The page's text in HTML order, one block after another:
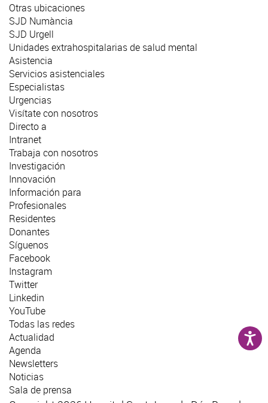
Otras ubicaciones
SJD Numància
SJD Urgell
Unidades extrahospitalarias de salud mental
Asistencia
Servicios asistenciales
Especialistas
Urgencias
Visítate con nosotros
Directo a
Intranet
Trabaja con nosotros
Investigación
Innovación
Información para
Profesionales
Residentes
Donantes
Síguenos
Facebook
Instagram
Twitter
Linkedin
YouTube
Todas las redes
Actualidad
Agenda
Newsletters
Noticias
Sala de prensa